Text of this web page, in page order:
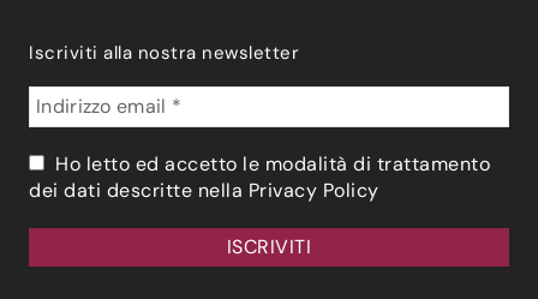
Iscriviti alla nostra newsletter
Ho letto ed accetto le modalità di trattamento
dei dati descritte nella Privacy Policy